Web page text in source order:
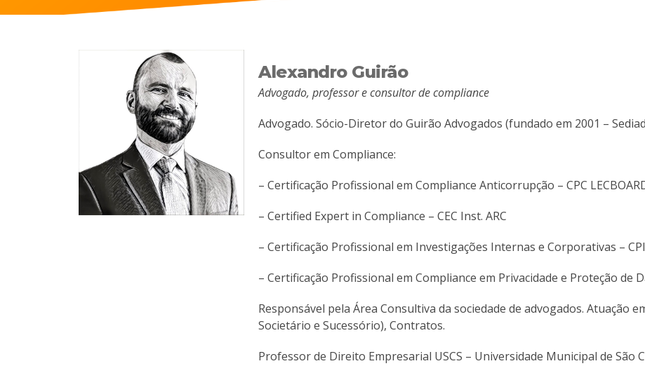
Alexandro Guirão
Advogado, professor e consultor de compliance
Advogado. Sócio-Diretor do Guirão Advogados (fundado em 2001 –
Consultor em Compliance:
– Certificação Profissional em Compliance Anticorrupção – CPC
– Certified Expert in Compliance – CEC Inst. ARC
– Certificação Profissional em Investigações Internas e Corporativas –
– Certificação Profissional em Compliance em Privacidade e Proteção de
Responsável pela Área Consultiva da sociedade de advogados. Atuação
Societário e Sucessório), Contratos.
Professor de Direito Empresarial USCS – Universidade Municipal de São